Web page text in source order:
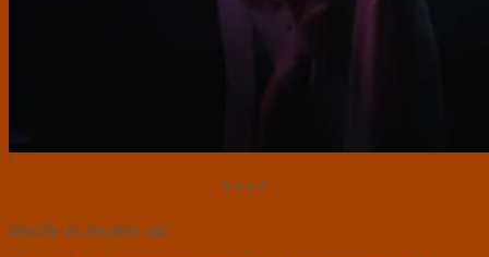
⭐⭐⭐⭐
Breathe in, breathe out.